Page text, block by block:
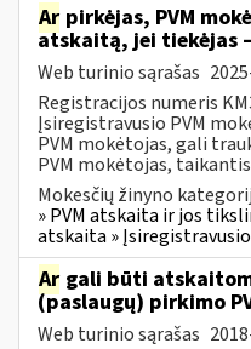
Ar pirkėjas, PVM
atskaitą, jei tiekėjas
Web turinio sąrašas
Registracijos numeris
Įsiregistravusio PVM
PVM mokėtojas, gali
PVM mokėtojas, taikantis
Mokesčių žinyno
» PVM atskaita ir jos
atskaita »
Ar gali būti
(paslaugų) pirkimo
Web turinio sąrašas